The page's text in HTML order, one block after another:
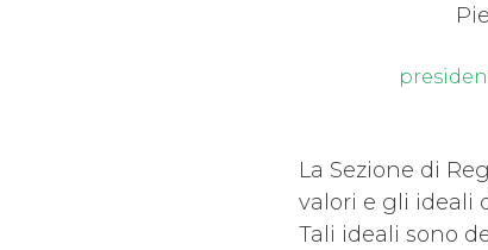
La Sezione di
valori e gli ideali
Tali ideali sono